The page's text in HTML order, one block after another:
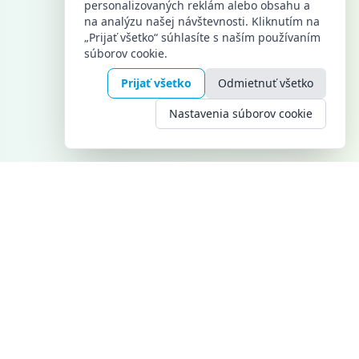
personalizovaných reklám alebo obsahu a
na analýzu našej návštevnosti. Kliknutím na
„Prijať všetko“ súhlasíte s naším používaním
súborov cookie.
Prijať všetko
Odmietnuť všetko
Nastavenia súborov cookie